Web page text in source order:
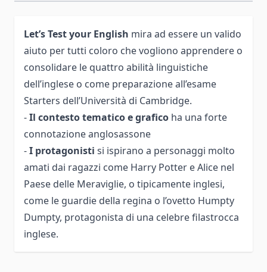
Let’s Test your English mira ad essere un valido
aiuto per tutti coloro che vogliono apprendere o
consolidare le quattro abilità linguistiche
dell’inglese o come preparazione all’esame
Starters dell’Università di Cambridge.
-Il contesto tematico e grafico ha una forte
connotazione anglosassone
-I protagonisti si ispirano a personaggi molto
amati dai ragazzi come Harry Potter e Alice nel
Paese delle Meraviglie, o tipicamente inglesi,
come le guardie della regina o l’ovetto Humpty
Dumpty, protagonista di una celebre filastrocca
inglese.